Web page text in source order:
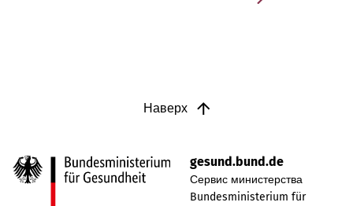
Наверх
gesund.bund.de
Сервис министерства
Bundesministerium für